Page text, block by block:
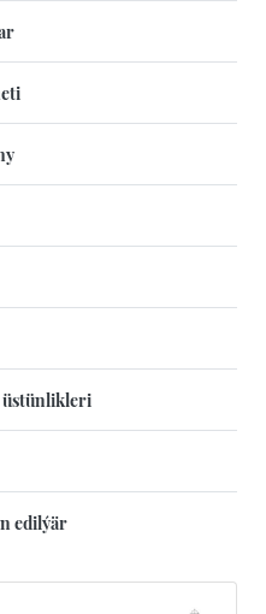
üstünlikleri
edilýär